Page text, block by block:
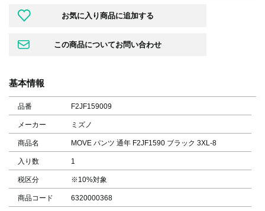
基本情報
品番 F2JF159009
メーカー ミズノ
商品名 MOVE パンツ 通年 F2JF1590 ブラック 3XL-8
入り数 1
税区分 ※10%対象
商品コード 6320000368